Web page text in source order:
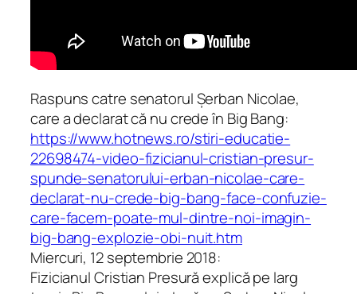
Raspuns catre senatorul Șerban Nicolae,
care a declarat că nu crede în Big Bang:
https://www.hotnews.ro/stiri-educatie-
22698474-video-fizicianul-cristian-presur-
spunde-senatorului-erban-nicolae-care-
declarat-nu-crede-big-bang-face-confuzie-
care-facem-poate-mul-dintre-noi-imagin-
big-bang-explozie-obi-nuit.htm
Miercuri, 12 septembrie 2018:
Fizicianul Cristian Presură explică pe larg